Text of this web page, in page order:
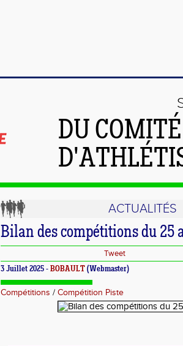
DU
ACTUALITÉS
Bilan des compétitions du 25
Tweet
3 Juillet 2025 - BOBAULT (Webmaster)
Compétitions / Compétition Piste